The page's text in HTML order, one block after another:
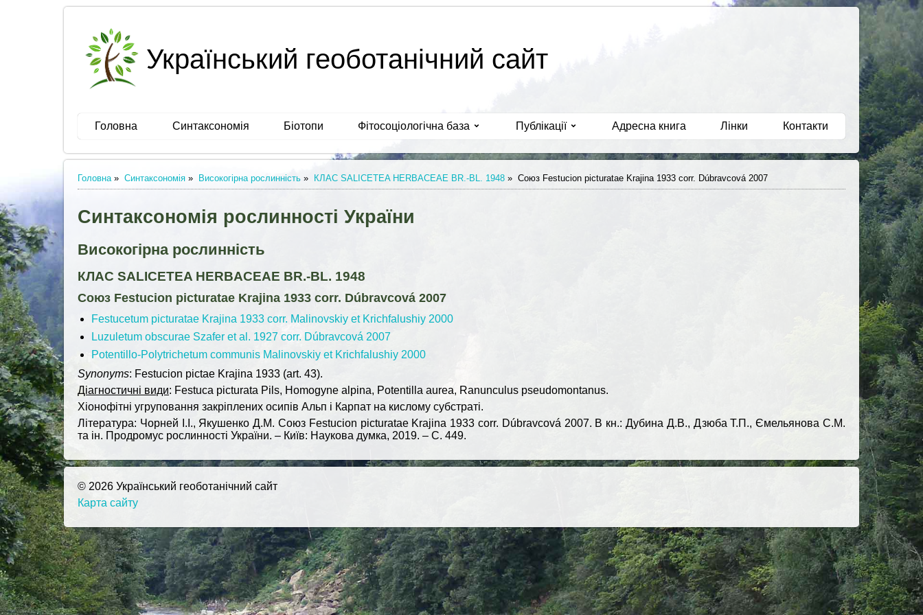
Український геоботанічний сайт
Головна Синтаксономія Біотопи Фітосоціологічна база Публікації Адресна книга Лінки Контакти
Головна » Синтаксономія » Високогірна рослинність » КЛАС SALICETEA HERBACEAE BR.-BL. 1948 » Союз Festucion picturatаe Krajina 1933 corr. Dúbravcová 2007
Синтаксономія рослинності України
Високогірна рослинність
КЛАС SALICETEA HERBACEAE BR.-BL. 1948
Союз Festucion picturatаe Krajina 1933 corr. Dúbravcová 2007
Festucetum picturatae Krajina 1933 corr. Malinovskiy et Krichfalushiy 2000
Luzuletum obscurae Szafer et al. 1927 corr. Dúbravcová 2007
Potentillo-Polytrichetum communis Malinovskiy et Krichfalushiy 2000
Synonyms: Festucion pictae Krajina 1933 (art. 43).
Діагностичні види: Festuca picturata Pils, Homogyne alpina, Potentilla aurea, Ranunculus pseudomontanus.
Хіонофітні угруповання закріплених осипів Альп і Карпат на кислому субстраті.
Література: Чорней І.І., Якушенко Д.М. Союз Festucion picturatаe Krajina 1933 corr. Dúbravcová 2007. В кн.: Дубина Д.В., Дзюба Т.П., Ємельянова С.М.
та ін. Продромус рослинності України. – Київ: Наукова думка, 2019. – С. 449.
© 2026 Український геоботанічний сайт
Карта сайту